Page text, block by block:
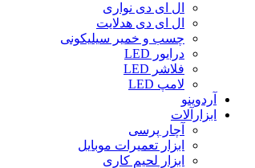
ال ای دی نواری
ال ای دی هدلایت
چسب و خمیر سیلیکونی
درایور LED
فلاشر LED
لامپ LED
آردوینو
ابزارآلات
آچار پرسی
ابزار تعمیرات موبایل
ابزار لحیم کاری